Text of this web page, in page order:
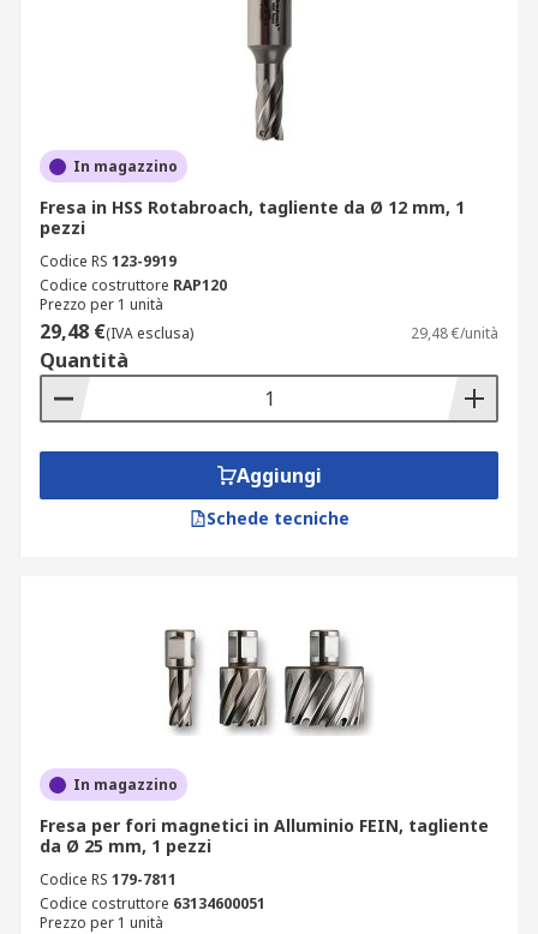
In magazzino
Fresa in HSS Rotabroach, tagliente da Ø 12 mm, 1
pezzi
Codice RS 123-9919
Codice costruttore RAP120
Prezzo per 1 unità
29,48 €(IVA esclusa) 29,48 €/unità
Quantità
Aggiungi
Schede tecniche
In magazzino
Fresa per fori magnetici in Alluminio FEIN, tagliente
da Ø 25 mm, 1 pezzi
Codice RS 179-7811
Codice costruttore 63134600051
Prezzo per 1 unità